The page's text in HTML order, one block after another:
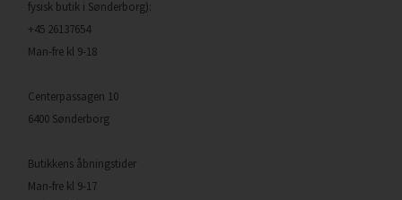
fysisk butik i Sønderborg):
+45 26137654
Man-fre kl 9-18
Centerpassagen 10
6400 Sønderborg
Butikkens åbningstider
Man-fre kl 9-17